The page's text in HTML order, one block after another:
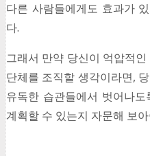
다른 사람들에게도 효과가
다.
그래서 만약 당신이 억압적
단체를 조직할 생각이라면,
유독한 습관들에서 벗어나
계획할 수 있는지 자문해 보